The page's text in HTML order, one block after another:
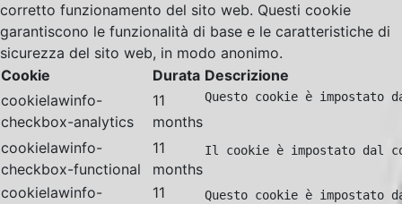
corretto funzionamento del sito web. Questi cookie
garantiscono le funzionalità di base e le caratteristiche di
sicurezza del sito web, in modo anonimo.
Cookie
Durata Descrizione
cookielawinfo-
checkbox-analytics
11
months
Questo cookie è
cookielawinfo-
checkbox-functional
11
months
Il cookie è impostato dal
cookielawinfo-
11
Questo cookie è impostato